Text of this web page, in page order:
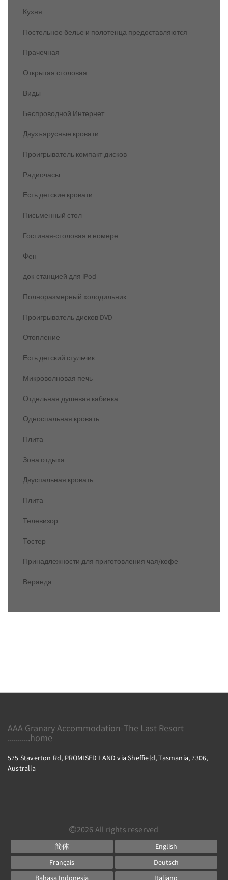
Кухня
Постельное белье и полотенца предоставляются
Прачечная
Открытая столовая
Виды
Беспроводной Интернет
Двухъярусные кровати
Проигрыватель компакт-дисков
Радиочасы
Есть детские кровати
Письменный стол
Гостиная-столовая в номере
Фен
док-станцией для iPod
Полноразмерный холодильник
Проигрыватель дисков DVD
Отопление
Есть детский стульчик
Микроволновая печь
Отдельная душевая кабинка
Односпальная кровать
Плита
Зона отдыха
Двуспальная кровать
Плита
Телевизор
Тостер
Принадлежности для приготовления чая/кофе
Веранда
AAA Granary Accommodation-The Last Resort
...........home
575 Staverton Rd, PROMISED LAND via Sheffield, Tasmania, 7306,
Australia
2026 All rights reserved
简体
English
Français
Deutsch
Bahasa Indonesia
Italiano